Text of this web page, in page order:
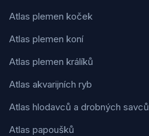
Atlas plemen koček
Atlas plemen koní
Atlas plemen králíků
Atlas akvarijních ryb
Atlas hlodavců a drobných savců
Atlas papoušků